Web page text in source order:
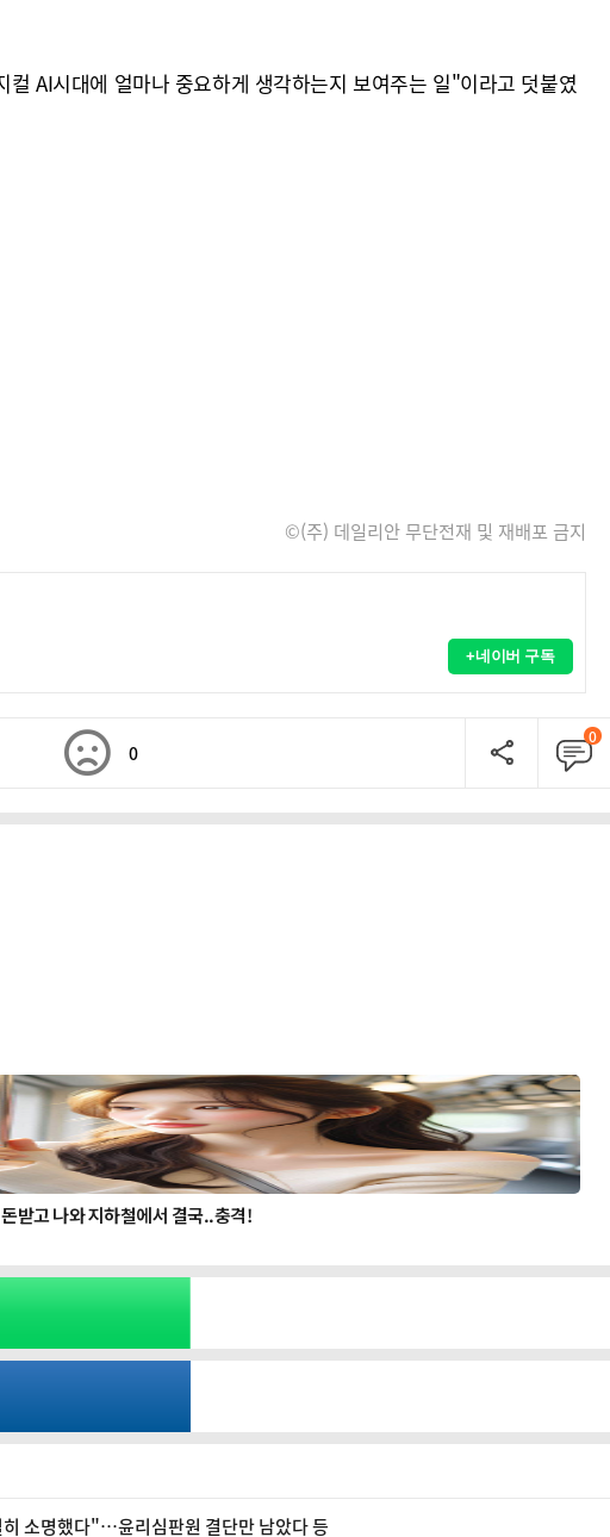
AI시대에 얼마나 중요하게 생각하는지 보여주는 일"이라고 덧붙였
©(주) 데일리안 무단전재 및 재배포 금지
+네이버 구독
0
0
소명했다"…윤리심판원 결단만 남았다 등